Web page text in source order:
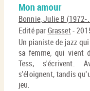
Mon amour
Bonnie, Julie B
Edité parGrasset-
Un pianiste de jazz
sa femme, qui vient
Tess, s'écrivent.
s'éloignent, tandis
jeu.